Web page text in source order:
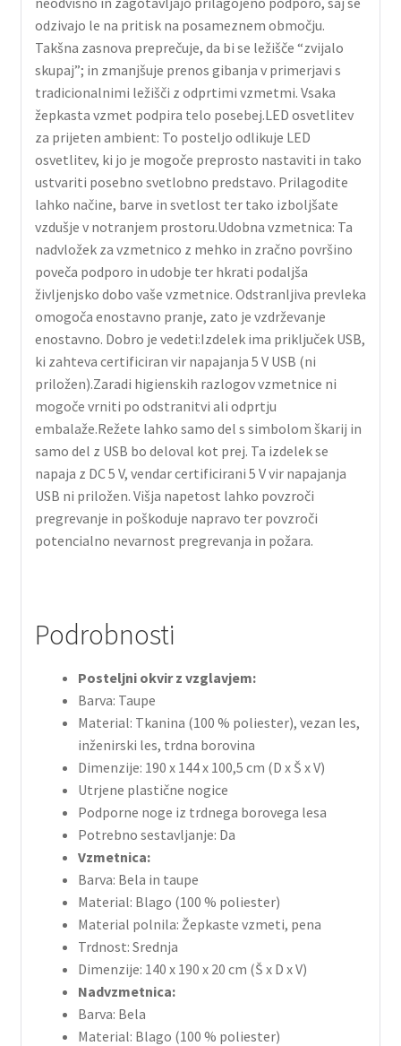
odzivajo le na pritisk na posameznem območju.
Takšna zasnova preprečuje, da bi se ležišče “zvijalo
skupaj”; in zmanjšuje prenos gibanja v primerjavi s
tradicionalnimi ležišči z odprtimi vzmetmi. Vsaka
žepkasta vzmet podpira telo posebej.LED osvetlitev
za prijeten ambient: To posteljo odlikuje LED
osvetlitev, ki jo je mogoče preprosto nastaviti in tako
ustvariti posebno svetlobno predstavo. Prilagodite
lahko načine, barve in svetlost ter tako izboljšate
vzdušje v notranjem prostoru.Udobna vzmetnica: Ta
nadvložek za vzmetnico z mehko in zračno površino
poveča podporo in udobje ter hkrati podaljša
življenjsko dobo vaše vzmetnice. Odstranljiva prevleka
omogoča enostavno pranje, zato je vzdrževanje
enostavno. Dobro je vedeti:Izdelek ima priključek USB,
ki zahteva certificiran vir napajanja 5 V USB (ni
priložen).Zaradi higienskih razlogov vzmetnice ni
mogoče vrniti po odstranitvi ali odprtju
embalaže.Režete lahko samo del s simbolom škarij in
samo del z USB bo deloval kot prej. Ta izdelek se
napaja z DC 5 V, vendar certificirani 5 V vir napajanja
USB ni priložen. Višja napetost lahko povzroči
pregrevanje in poškoduje napravo ter povzroči
potencialno nevarnost pregrevanja in požara.
Podrobnosti
Posteljni okvir z vzglavjem:
Barva: Taupe
Material: Tkanina (100 % poliester), vezan les,
inženirski les, trdna borovina
Dimenzije: 190 x 144 x 100,5 cm (D x Š x V)
Utrjene plastične nogice
Podporne noge iz trdnega borovega lesa
Potrebno sestavljanje: Da
Vzmetnica:
Barva: Bela in taupe
Material: Blago (100 % poliester)
Material polnila: Žepkaste vzmeti, pena
Trdnost: Srednja
Dimenzije: 140 x 190 x 20 cm (Š x D x V)
Nadvzmetnica:
Barva: Bela
Material: Blago (100 % poliester)